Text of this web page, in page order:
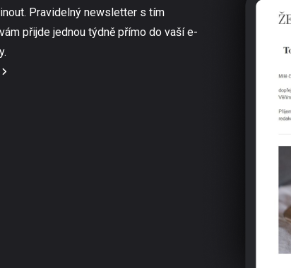
Pravidelný newsletter s tím
přijde jednou týdně přímo do vaší e-